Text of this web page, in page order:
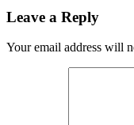
Reader
Leave a Reply
Your email address will